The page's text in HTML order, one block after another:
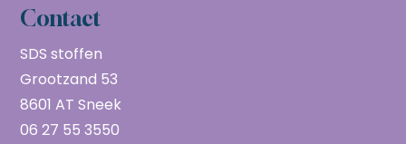
Contact
SDS stoffen
Grootzand 53
8601 AT Sneek
06 27 55 3550